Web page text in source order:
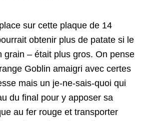
sur cette plaque de 14
obtenir plus de patate si le
grain – était plus gros. On pense
Goblin amaigri avec certes
mais un je-ne-sais-quoi qui
du final pour y apposer sa
au fer rouge et transporter